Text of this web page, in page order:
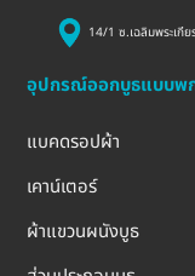
14/1 ซ.เฉลิมพระเกี
อุปกรณ์ออกบูธแบบพ
แบคดรอปผ้า
เคาน์เตอร์
ผ้าแขวนผนังบูธ